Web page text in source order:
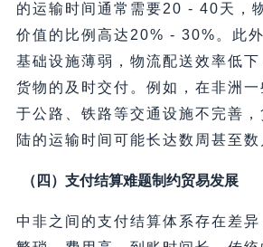
的运输时间通常需要20 - 40天，
价值的比例高达20% - 30%。此
基础设施薄弱，物流配送效率低下
货物的及时交付。例如，在非洲
于公路、铁路等交通设施不完善
陆的运输时间可能长达数周甚至数
（四）支付结算难题制约贸易发展
中非之间的支付结算体系存在差